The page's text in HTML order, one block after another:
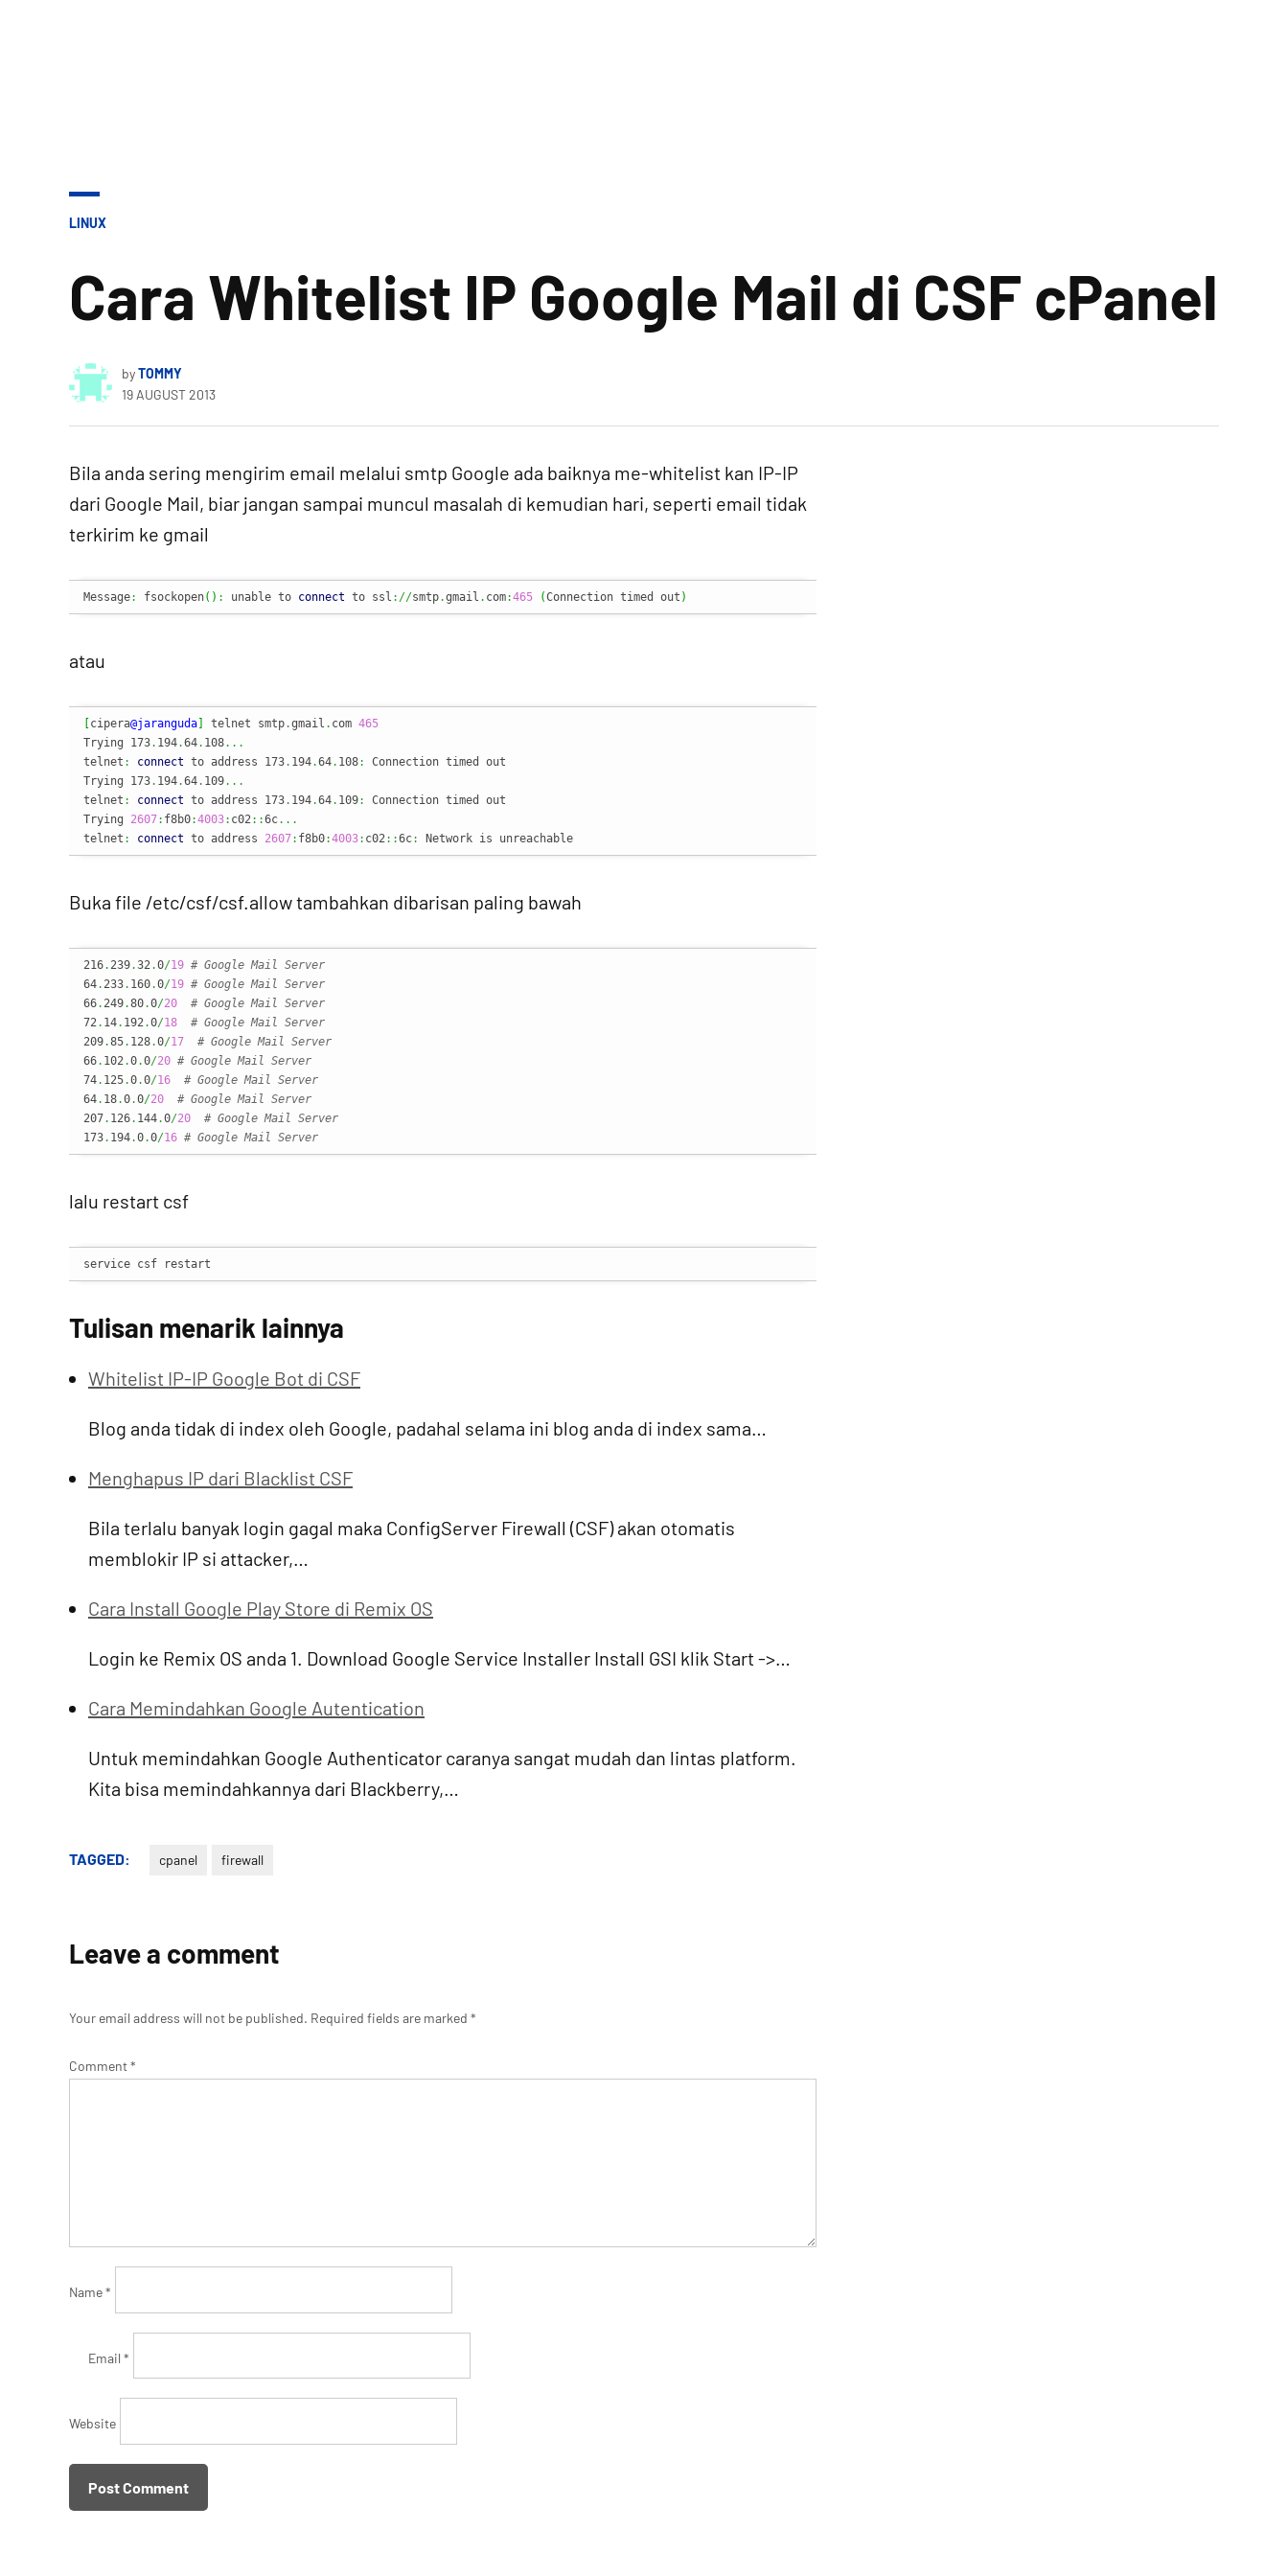
POSTED
LINUX
Cara Whitelist IP Google Mail di CSF cPanel
byTOMMY
19 AUGUST 2013
Bila anda sering mengirim email melalui smtp Google ada baiknya me-whitelist kan IP-IP
dari Google Mail, biar jangan sampai muncul masalah di kemudian hari, seperti email tidak
terkirim ke gmail
Message: fsockopen( ) : unable to connect to ssl ://smtp.gmail . com:465 (Connection timed out )
atau
cipera@jaranguda telnet smtp.gmail . com 465
Trying 173. 194.64. 108...
telnet : connect to address 173. 194.64. 108:
Connection timed out
Trying 173. 194.64. 109...
telnet : connect to address 173. 194.64. 109:
Connection timed out
Trying 2607: f8b0:4003: c02::6c...
telnet : connect to address 2607: f8b0:4003: c02::6c: Network is unreachable
Buka file /etc/csf/csf.allow tambahkan dibarisan paling bawah
216. 239.32.0/19 # Google Mail Server
64. 233. 160.0/19 # Google Mail Server
66. 249.80.0/20
# Google Mail Server
72. 14. 192.0/18
# Google Mail Server
209.85. 128.0/17
# Google Mail Server
66. 102.0.0/20 # Google Mail Server
74. 125.0.0/16
# Google Mail Server
64. 18.0.0/20
# Google Mail Server
207. 126. 144.0/20
# Google Mail Server
173. 194.0.0/16 # Google Mail Server
lalu restart csf
service csf restart
Tulisan menarik lainnya
Whitelist IP-IP Google Bot di CSF
Blog anda tidak di index oleh Google, padahal selama ini blog anda di index sama…
Menghapus IP dari Blacklist CSF
Bila terlalu banyak login gagal maka ConfigServer Firewall (CSF) akan otomatis
memblokir IP si attacker,…
Cara Install Google Play Store di Remix OS
Login ke Remix OS anda 1. Download Google Service Installer Install GSI klik Start ->…
Cara Memindahkan Google Autentication
Untuk memindahkan Google Authenticator caranya sangat mudah dan lintas platform.
Kita bisa memindahkannya dari Blackberry,…
TAGGED: cpanel firewall
Leave a comment
Your email address will not be published. Required fields are marked *
Comment*
Name*
Email *
Website